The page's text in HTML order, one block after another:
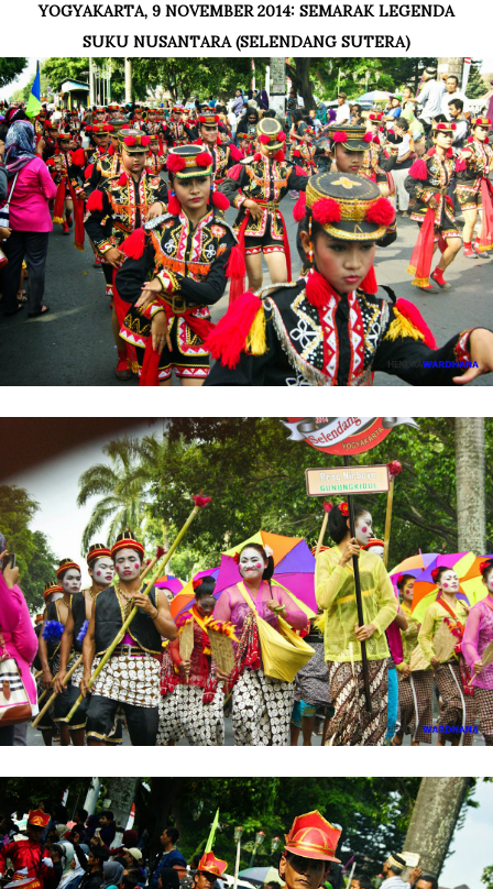
YOGYAKARTA, 9 NOVEMBER 2014: SEMARAK LEGENDA
SUKU NUSANTARA (SELENDANG SUTERA)